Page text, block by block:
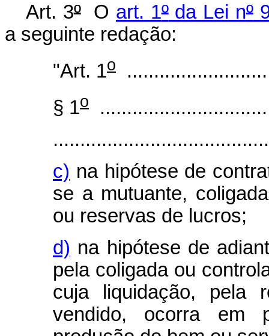
Art. 3ºO art. 1ºda Lei nº
a seguinte redação:
"Art. 1o
§ 1o
c) na hipótese de
se a mutuante,
ou reservas de lucros;
d) na hipótese de
pela coligada ou
cuja liquidação, pela
vendido, ocorra em